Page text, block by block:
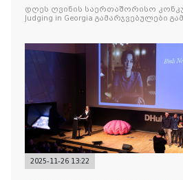
დღეს ღვინის საერთაშორისო კონკურსზე -
Judging in Georgia გამარჯვებულები
2025-11-26 13:22